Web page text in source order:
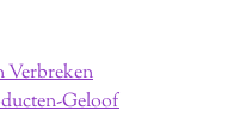
Verbreken
Geloof